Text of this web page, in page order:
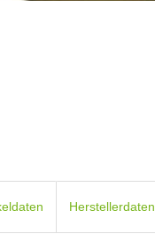
Herstellerdaten